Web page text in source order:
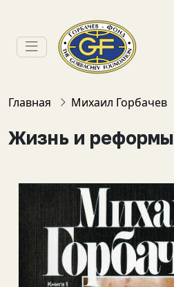
Главная Михаил Горбачев
Жизнь и реформы